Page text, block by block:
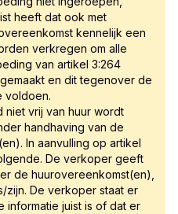
heeft dat ook met
kennelijk een
verkregen om alle
van artikel 3:264
en dit tegenover de
voldoen.
vrij van huur wordt
handhaving van de
In aanvulling op artikel
De verkoper geeft
de huurovereenkomst(en),
zijn. De verkoper staat er
informatie juist is of dat er